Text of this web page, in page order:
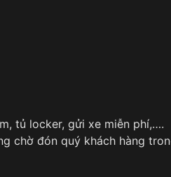
tủ locker, gửi xe miễn phí,….
chờ đón quý khách hàng